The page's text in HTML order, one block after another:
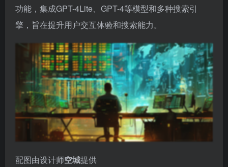
功能，集成GPT-4Lite、GPT-4等模型和多种搜索引
擎，旨在提升用户交互体验和搜索能力。
配图由设计师空城提供